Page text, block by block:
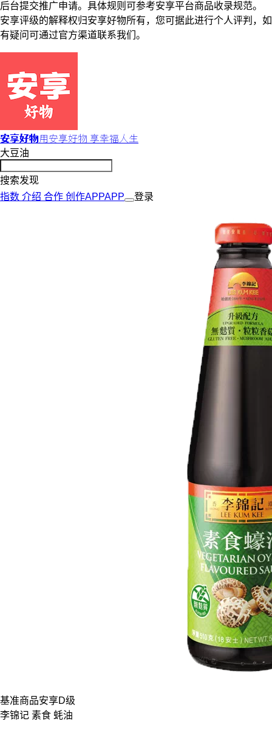
后台提交推广申请。具体规则可参考安享平台商品收录规范。
安享评级的解释权归安享好物所有，您可据此进行个人评判，如
有疑问可通过官方渠道联系我们。
安享好物用安享好物 享幸福人生
大豆油
搜索发现
指数 介绍 合作 创作APPAPP 登录
基准商品安享D级
李锦记 素食 蚝油